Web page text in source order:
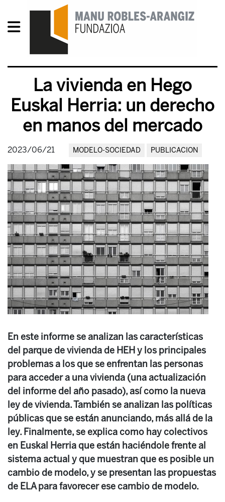
La vivienda en Hego
Euskal Herria: un derecho
en manos del mercado
2023/06/21 MODELO-SOCIEDAD PUBLICACION
En este informe se analizan las características
del parque de vivienda de HEH y los principales
problemas a los que se enfrentan las personas
para acceder a una vivienda (una actualización
del informe del año pasado), así como la nueva
ley de vivienda. También se analizan las políticas
públicas que se están anunciando, más allá de la
ley. Finalmente, se explica como hay colectivos
en Euskal Herria que están haciéndole frente al
sistema actual y que muestran que es posible un
cambio de modelo, y se presentan las propuestas
de ELA para favorecer ese cambio de modelo.